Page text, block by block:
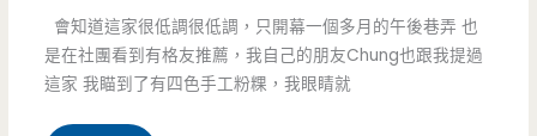
(中
壢
店)-
會知道這家很低調很低調，只開幕一個多月的午後巷弄 也
是在社團看到有格友推薦，我自己的朋友Chung也跟我提過
這家 我瞄到了有四色手工粉粿，我眼睛就